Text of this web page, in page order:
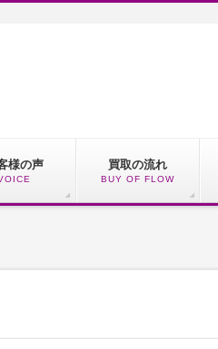
様の声 買取の流れ
BUY OF FLOW